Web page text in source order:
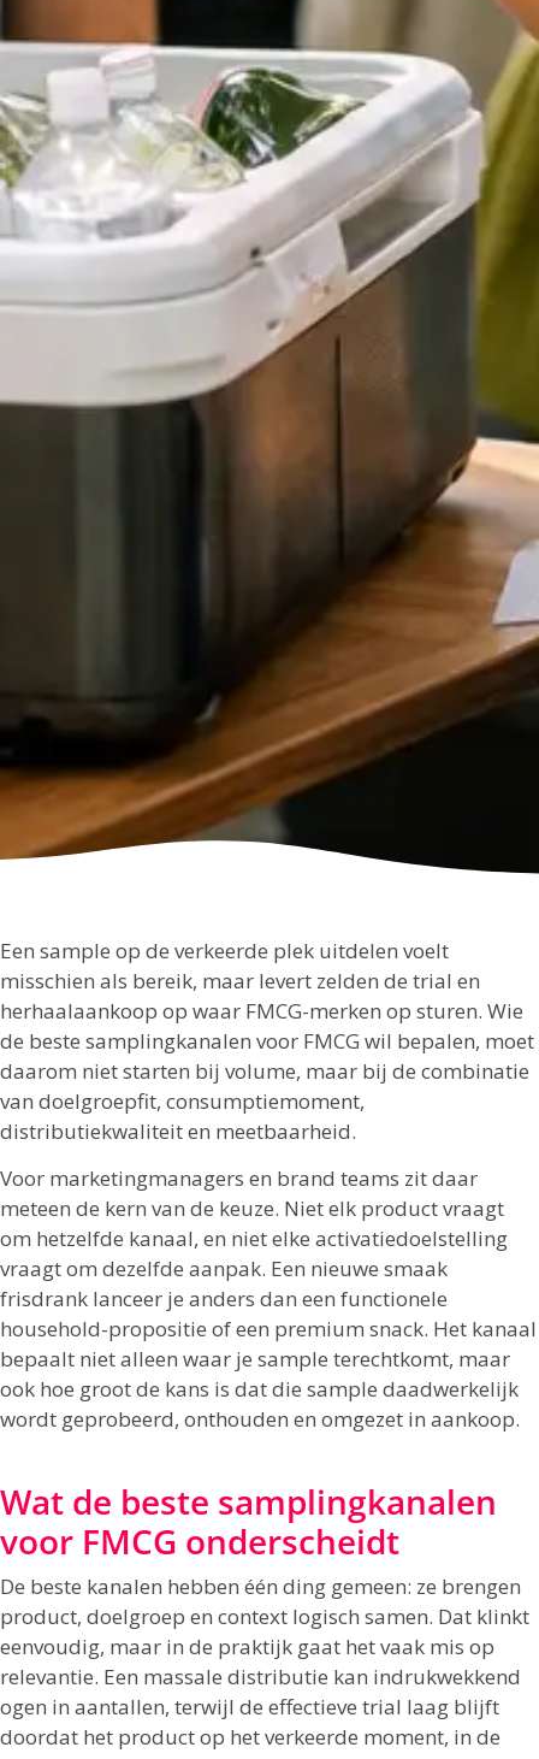
Een sample op de verkeerde plek uitdelen voelt
misschien als bereik, maar levert zelden de trial en
herhaalaankoop op waar FMCG-merken op sturen. Wie
de beste samplingkanalen voor FMCG wil bepalen, moet
daarom niet starten bij volume, maar bij de combinatie
van doelgroepfit, consumptiemoment,
distributiekwaliteit en meetbaarheid.
Voor marketingmanagers en brand teams zit daar
meteen de kern van de keuze. Niet elk product vraagt
om hetzelfde kanaal, en niet elke activatiedoelstelling
vraagt om dezelfde aanpak. Een nieuwe smaak
frisdrank lanceer je anders dan een functionele
household-propositie of een premium snack. Het kanaal
bepaalt niet alleen waar je sample terechtkomt, maar
ook hoe groot de kans is dat die sample daadwerkelijk
wordt geprobeerd, onthouden en omgezet in aankoop.
Wat de beste samplingkanalen
voor FMCG onderscheidt
De beste kanalen hebben één ding gemeen: ze brengen
product, doelgroep en context logisch samen. Dat klinkt
eenvoudig, maar in de praktijk gaat het vaak mis op
relevantie. Een massale distributie kan indrukwekkend
ogen in aantallen, terwijl de effectieve trial laag blijft
doordat het product op het verkeerde moment, in de